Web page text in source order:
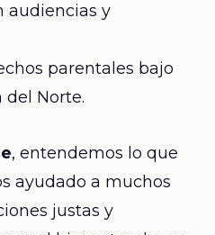
audiencias y
parentales bajo
del Norte.
, entendemos lo que
ayudado a muchos
justas y